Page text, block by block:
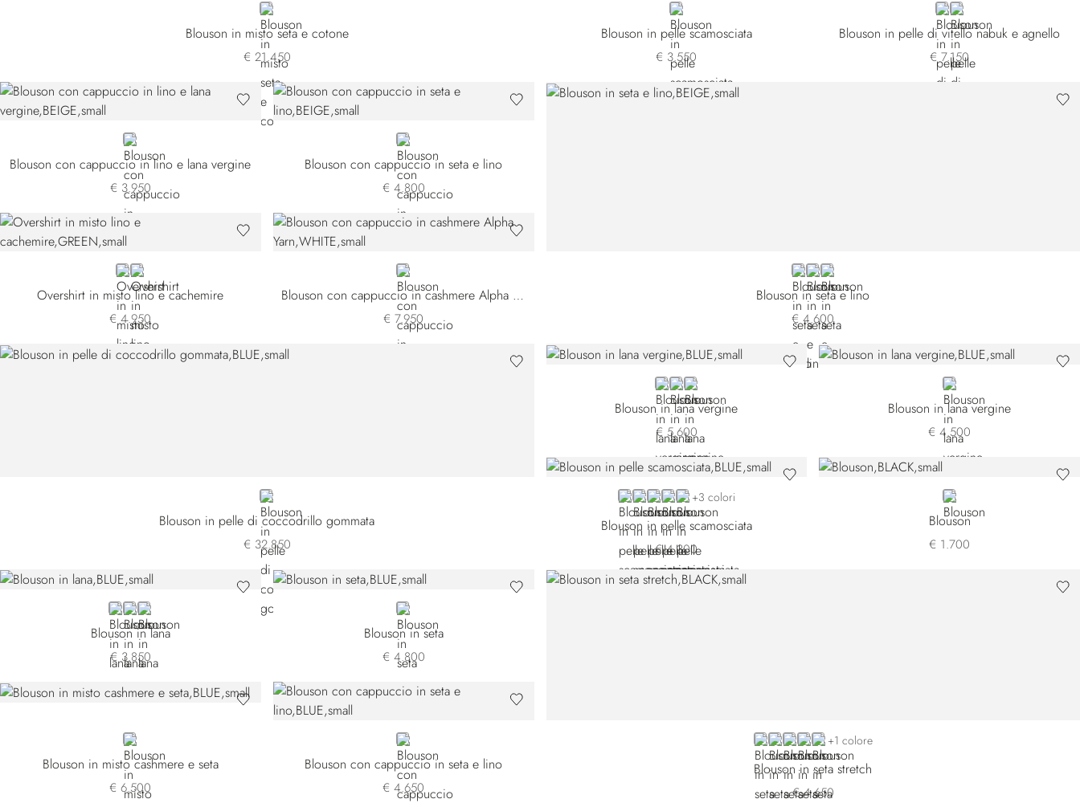
BEIGE
Blouson in misto seta e cotone
€ 21.450
BEIGE
Blouson in pelle scamosciata
€ 3.550
YELLOW
RED
Blouson in pelle di vitello nabuk e agnello
€ 7.150
BEIGE
Blouson con cappuccio in lino e lana vergine
€ 3.950
BEIGE
Blouson con cappuccio in seta e lino
€ 4.800
BEIGE
REDBROWN
Blouson in seta e lino
€ 4.600
GREENBROWN
Overshirt in misto lino e cachemire
€ 4.950
WHITE
Blouson con cappuccio in cashmere Alpha Yarn
€ 7.950
BLUE
Blouson in pelle di coccodrillo gommata
€ 32.850
BLUEBLACKYELLOW
Blouson in lana vergine
€ 5.600
BLUE
Blouson in lana vergine
€ 4.500
BLUE SUEJI3-B001
BLUE SUEJI3-B072
GREYBROWN SUEJI3-M059
BLACK+3 colori
Blouson in pelle scamosciata
€ 4.300
BLACK
Blouson
€ 1.700
BLUE 4531-B055
BLACKYELLOW
Blouson in lana
€ 3.850
BLUE
Blouson in seta
€ 4.800
BLACK 59501-001
BLACK 59501-002
REDGREEN 59501-007
GREEN 59501-009
+1 colore
Blouson in seta stretch
€ 4.650
BLUE
Blouson in misto cashmere e seta
€ 6.500
BLUE
Blouson con cappuccio in seta e lino
€ 4.650